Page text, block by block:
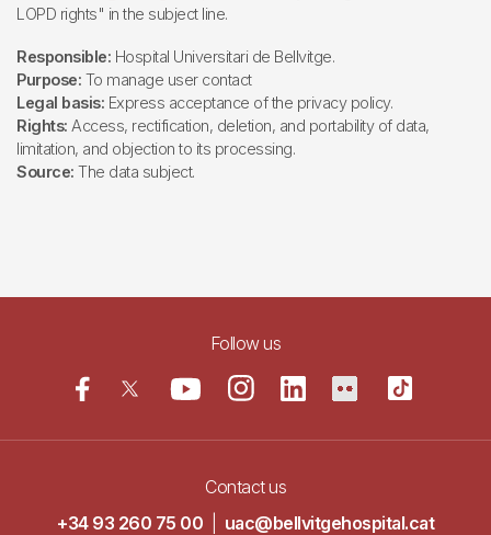
LOPD rights" in the subject line.
Responsible: Hospital Universitari de Bellvitge.
Purpose: To manage user contact
Legal basis: Express acceptance of the privacy policy.
Rights: Access, rectification, deletion, and portability of data,
limitation, and objection to its processing.
Source: The data subject.
Follow us
Contact us
+34 93 260 75 00
uac@bellvitgehospital.cat